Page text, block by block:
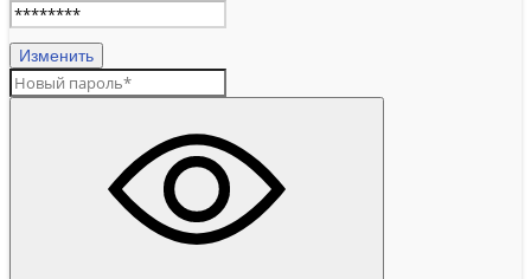
Изменить